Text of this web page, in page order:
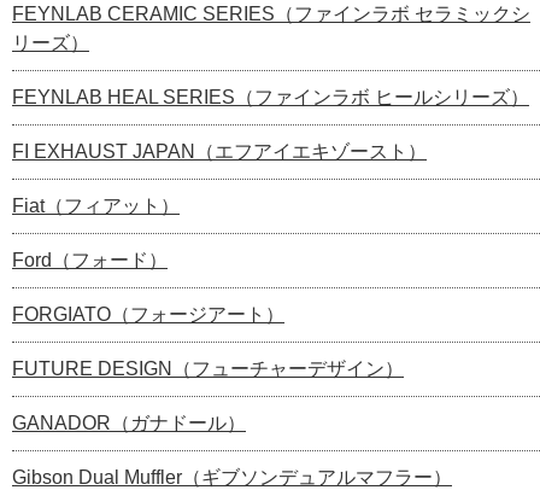
FEYNLAB CERAMIC SERIES（ファインラボ セラミックシ
リーズ）
FEYNLAB HEAL SERIES（ファインラボ ヒールシリーズ）
FI EXHAUST JAPAN（エフアイエキゾースト）
Fiat（フィアット）
Ford（フォード）
FORGIATO（フォージアート）
FUTURE DESIGN（フューチャーデザイン）
GANADOR（ガナドール）
Gibson Dual Muffler（ギブソンデュアルマフラー）